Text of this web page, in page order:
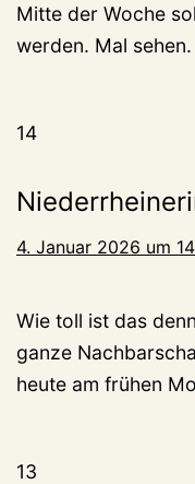
Mitte der Woche
werden. Mal sehen.
14
4. Januar 2026 um
Wie toll ist das
ganze
heute am frühen
13